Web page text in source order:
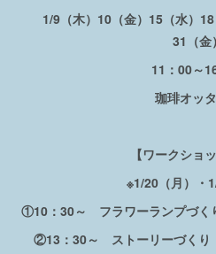
1/9（木）10（金）15（水）
31（金）
11：00～
珈琲オッ
【ワークショ
※1/20（月）・
①10：30～ フラワーランプづく
②13：30～ ストーリーづくり